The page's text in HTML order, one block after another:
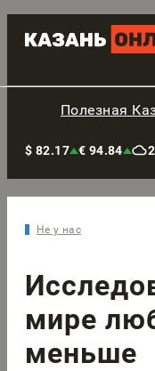
Полезная
$ 82.17 € 94.84
Не у нас
мире
меньше